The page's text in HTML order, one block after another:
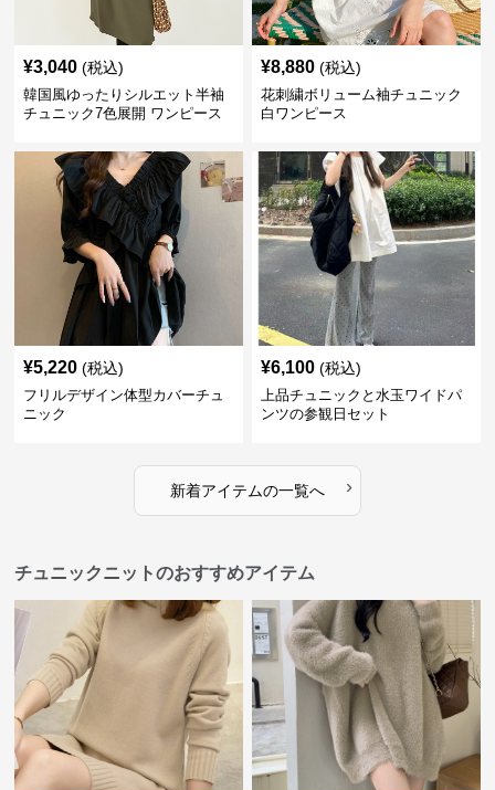
¥3,040 (税込)
韓国風ゆったりシルエット半袖
チュニック7色展開 ワンピース
¥8,880 (税込)
花刺繍ボリューム袖チュニック
白ワンピース
¥5,220 (税込)
フリルデザイン体型カバーチュ
ニック
¥6,100 (税込)
上品チュニックと水玉ワイドパ
ンツの参観日セット
新着アイテムの一覧へ ›
チュニックニットのおすすめアイテム